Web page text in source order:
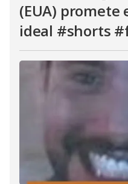
(EUA)
ideal #shorts